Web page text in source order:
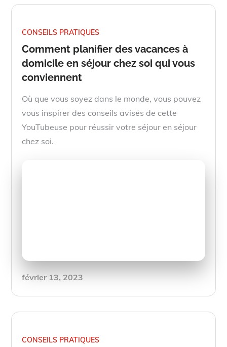
CONSEILS PRATIQUES
Comment planifier des vacances à
domicile en séjour chez soi qui vous
conviennent
Où que vous soyez dans le monde, vous pouvez
vous inspirer des conseils avisés de cette
YouTubeuse pour réussir votre séjour en séjour
chez soi.
Posted
février 13, 2023
CONSEILS PRATIQUES